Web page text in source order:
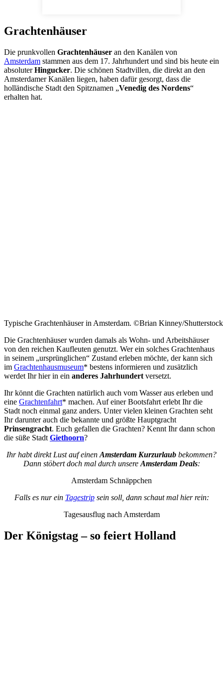
Grachtenhäuser
Die prunkvollen Grachtenhäuser an den Kanälen von
Amsterdam stammen aus dem 17. Jahrhundert und sind bis heute ein
absoluterHingucker. Die schönen Stadtvillen, die direkt an den
Amsterdamer Kanälen liegen, haben dafür gesorgt, dass die
holländische Stadt den Spitznamen „Venedig des Nordens“
erhalten hat.
Typische Grachtenhäuser in Amsterdam. ©Brian Kinney/
Die Grachtenhäuser wurden damals als Wohn- und Arbeitshäuser
von den reichen Kaufleuten genutzt. Wer ein solches Grachtenhaus
in seinem „ursprünglichen“ Zustand erleben möchte, der kann sich
im Grachtenhausmuseum* bestens informieren und zusätzlich
werdet Ihr hier in ein anderes Jahrhundert versetzt.
Ihr könnt die Grachten natürlich auch vom Wasser aus erleben und
eine Grachtenfahrt* machen. Auf einer Bootsfahrt erlebt Ihr die
Stadt noch einmal ganz anders. Unter vielen kleinen Grachten seht
Ihr darunter auch die bekannte und größte Hauptgracht
Prinsengracht. Euch gefallen die Grachten? Kennt Ihr dann schon
die süße Stadt Giethoorn?
Ihr habt direkt Lust auf einen Amsterdam Kurzurlaub bekommen?
Dann stöbert doch mal durch unsere Amsterdam Deals:
Amsterdam Schnäppchen
Falls es nur ein Tagestripsein soll, dann schaut mal hier rein:
Tagesausflug nach Amsterdam
Der Königstag – so feiert Holland